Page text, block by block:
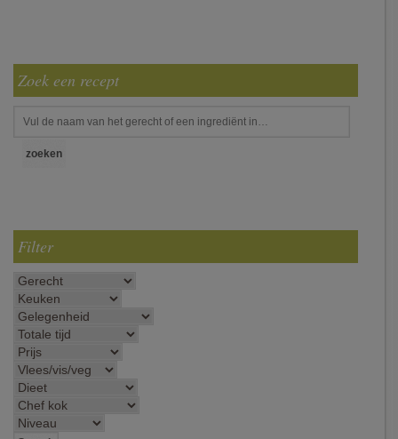
Zoek een recept
Filter